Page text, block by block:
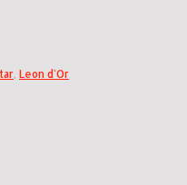
Leon d'Or